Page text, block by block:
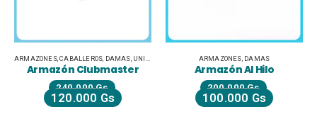
ARMAZONES,CABALLEROS DAMAS UNISEX JUVENILES
Armazón Clubmaster
240.000Gs
120.000 Gs
ARMAZONES DAMAS
Armazón Al Hilo
200.000Gs
100.000 Gs